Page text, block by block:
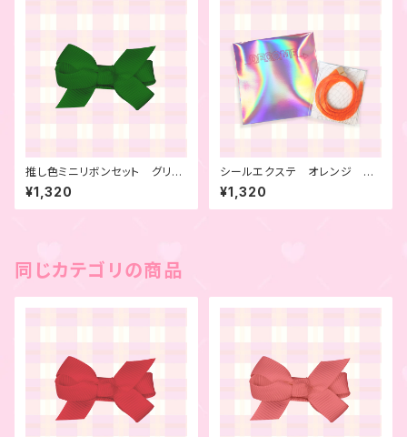
推し色ミニリボンセット グリー
ン 6本セット
¥1,320
シールエクステ オレンジ 4
本セット
¥1,320
同じカテゴリの商品